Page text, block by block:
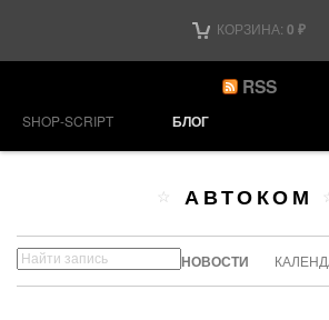
КОРЗИНА: 0 ₽
RSS
SHOP-SCRIPT БЛОГ
АВТОКОМ
НОВОСТИ